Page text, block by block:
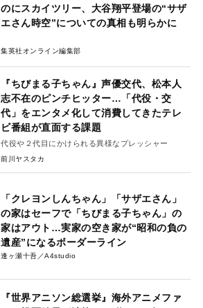
のにスカイツリー、大谷翔平登場の“サザ
エさん時空”についての真相も明らかに
集英社オンライン編集部
『ちびまる子ちゃん』声優交代、松本人
志不在のピンチヒッター…「代役・交
代」をエンタメ化して消費してきたテレ
ビ番組が直面する課題
代役や２代目にかけられる異様なプレッシャー
前川ヤスタカ
「クレヨンしんちゃん」「サザエさん」
の家はセーフで「ちびまる子ちゃん」の
家はアウト…実家の空き家が“昭和の負の
遺産”になるボーダーライン
逢ヶ瀬十吾／A4studio
『世界アニソン総選挙』海外アニメファ